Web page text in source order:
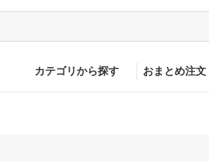
カテゴリから探す おまとめ注